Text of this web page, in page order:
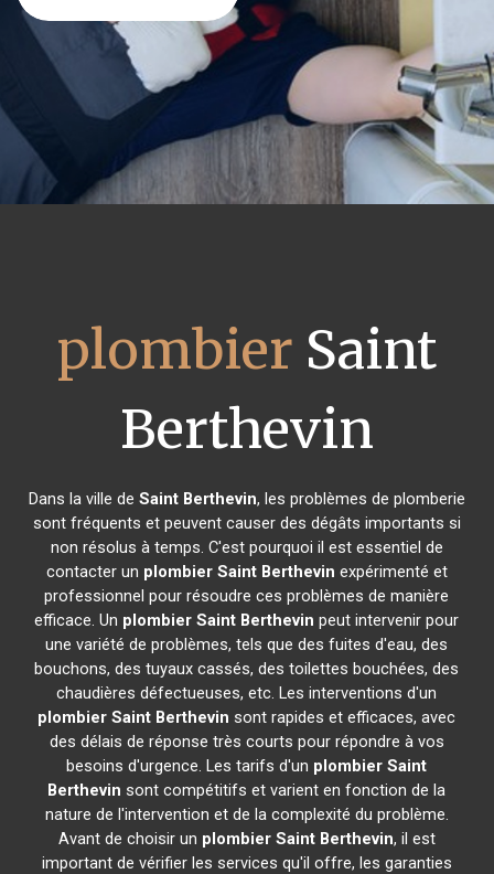
plombier Saint
Berthevin
Dans la ville de Saint Berthevin, les problèmes de plomberie
sont fréquents et peuvent causer des dégâts importants si
non résolus à temps. C'est pourquoi il est essentiel de
contacter un plombier Saint Berthevin expérimenté et
professionnel pour résoudre ces problèmes de manière
efficace. Un plombier Saint Berthevin peut intervenir pour
une variété de problèmes, tels que des fuites d'eau, des
bouchons, des tuyaux cassés, des toilettes bouchées, des
chaudières défectueuses, etc. Les interventions d'un
plombier Saint Berthevin sont rapides et efficaces, avec
des délais de réponse très courts pour répondre à vos
besoins d'urgence. Les tarifs d'un plombier Saint
Berthevin sont compétitifs et varient en fonction de la
nature de l'intervention et de la complexité du problème.
Avant de choisir un plombier Saint Berthevin, il est
important de vérifier les services qu'il offre, les garanties